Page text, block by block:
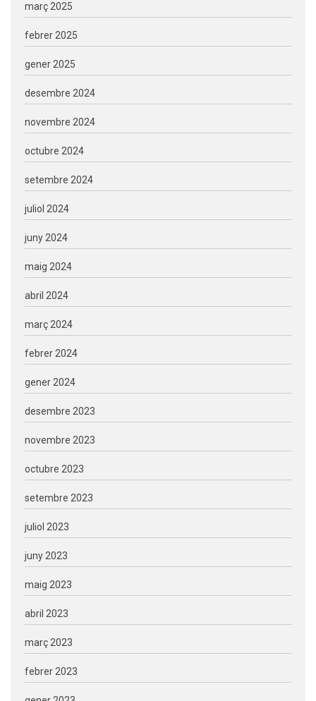
març 2025
febrer 2025
gener 2025
desembre 2024
novembre 2024
octubre 2024
setembre 2024
juliol 2024
juny 2024
maig 2024
abril 2024
març 2024
febrer 2024
gener 2024
desembre 2023
novembre 2023
octubre 2023
setembre 2023
juliol 2023
juny 2023
maig 2023
abril 2023
març 2023
febrer 2023